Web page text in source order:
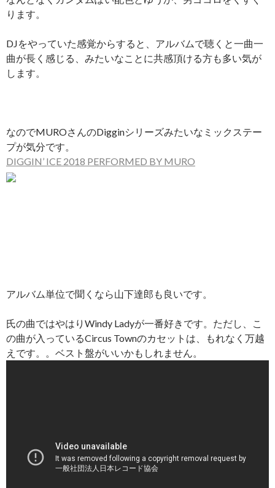
ります。
DJをやっていた感覚からすると、アルバムで聴くと一曲一
曲が長く感じる、みたいなことに共感頂ける方も多い気が
します。
なのでMUROさんのDigginシリーズみたいなミックステー
プが気分です。
DIGGIN’ ICE 2018 PERFORMED BY MURO
アルバム単位で聞くなら山下達郎も良いです。
氏の曲ではやはりWindy Ladyが一番好きです。ただし、こ
の曲が入っているCircus Townのカセットは、もれなく万越
えです。。ベスト盤がいいかもしれません。